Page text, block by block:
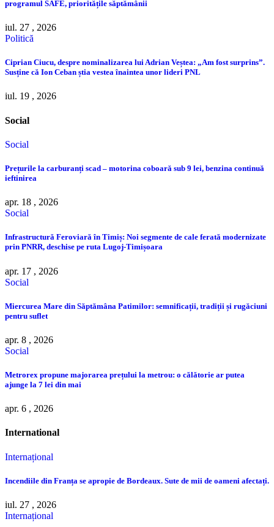
programul SAFE, prioritățile săptămânii
iul. 27 , 2026
Politică
Ciprian Ciucu, despre nominalizarea lui Adrian Veștea: „Am fost surprins”.
Susține că Ion Ceban știa vestea înaintea unor lideri PNL
iul. 19 , 2026
Social
Social
Prețurile la carburanți scad – motorina coboară sub 9 lei, benzina continuă
ieftinirea
apr. 18 , 2026
Social
Infrastructură Feroviară în Timiș: Noi segmente de cale ferată modernizate
prin PNRR, deschise pe ruta Lugoj-Timișoara
apr. 17 , 2026
Social
Miercurea Mare din Săptămâna Patimilor: semnificații, tradiții și rugăciuni
pentru suflet
apr. 8 , 2026
Social
Metrorex propune majorarea prețului la metrou: o călătorie ar putea
ajunge la 7 lei din mai
apr. 6 , 2026
International
Internațional
Incendiile din Franța se apropie de Bordeaux. Sute de mii de oameni afectați.
iul. 27 , 2026
Internațional